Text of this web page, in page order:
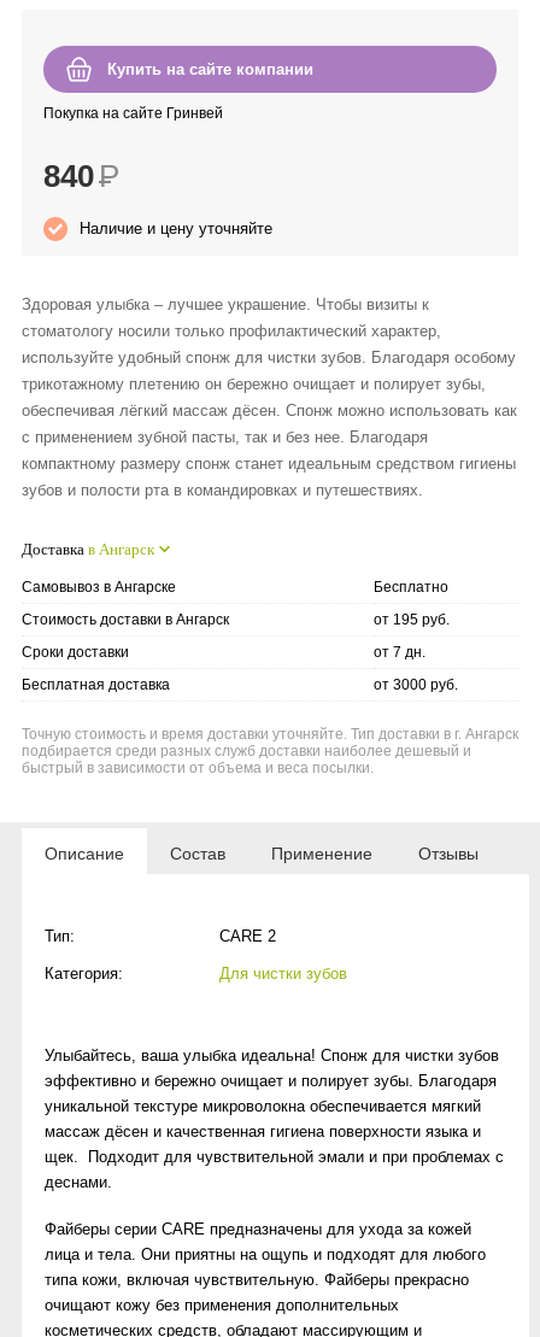
Intilia
Enjoy Care
Купить на сайте компании
Покупка на сайте Гринвей
840Р
Наличие и цену уточняйте
Здоровая улыбка – лучшее украшение. Чтобы визиты к
стоматологу носили только профилактический характер,
используйте удобный спонж для чистки зубов. Благодаря особому
трикотажному плетению он бережно очищает и полирует зубы,
обеспечивая лёгкий массаж дёсен. Спонж можно использовать как
с применением зубной пасты, так и без нее. Благодаря
компактному размеру спонж станет идеальным средством гигиены
зубов и полости рта в командировках и путешествиях.
Доставка в Ангарск
Самовывоз в Ангарске
Бесплатно
Стоимость доставки в Ангарск
от 195 руб.
Сроки доставки
от 7 дн.
Бесплатная доставка
от 3000 руб.
Точную стоимость и время доставки уточняйте. Тип доставки в г. Ангарск
подбирается среди разных служб доставки наиболее дешевый и
быстрый в зависимости от объема и веса посылки.
Описание Состав Применение Отзывы
Тип: CARE 2
Категория: Для чистки зубов
Улыбайтесь, ваша улыбка идеальна! Спонж для чистки зубов
эффективно и бережно очищает и полиру­ет зубы. Благодаря
уникальной текстуре микроволокна обеспечивается мягкий
массаж дёсен и качественная гигиена поверхности языка и
щек. Подходит для чувствительной эмали и при проблемах с
деснами.
Файберы серии CARE предназначены для ухода за кожей
лица и тела. Они приятны на ощупь и подходят для любого
типа кожи, включая чувствительную. Файберы прекрасно
очищают кожу без применения дополнительных
косметических средств, обладают массирующим и